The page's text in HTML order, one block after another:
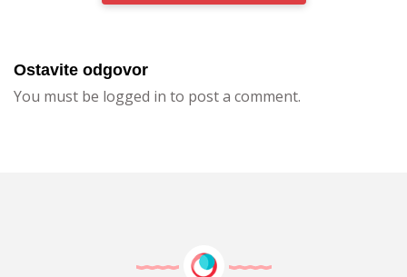
Ostavite odgovor
You must be logged in to post a comment.